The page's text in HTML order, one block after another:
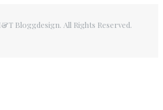
Bloggdesign. All Rights Reserved.